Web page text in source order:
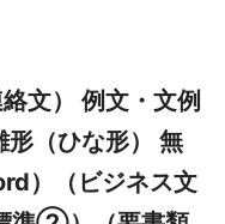
文） 例文・文例
形（ひな形） 無
）（ビジネス文